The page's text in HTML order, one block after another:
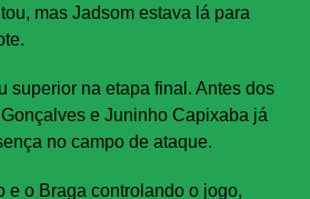
mas Jadsom estava lá para
superior na etapa final. Antes dos
e Juninho Capixaba já
no campo de ataque.
e o Braga controlando o jogo,